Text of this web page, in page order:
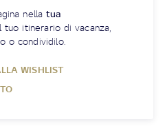
nellatua
tuo itinerario di vacanza,
o condividilo.
WISHLIST